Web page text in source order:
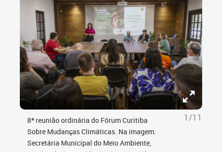
8ª reunião ordinária do Fórum Curitiba
Sobre Mudanças Climáticas. Na imagem:
Secretária Municipal do Meio Ambiente,
1/11